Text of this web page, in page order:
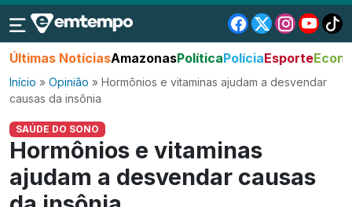
Últimas NotíciasAmazonasPolíticaPolíciaEsporte
Início » Opinião » Hormônios e vitaminas ajudam a desvendar
causas da insônia
SAÚDE DO SONO
Hormônios e vitaminas
ajudam a desvendar causas